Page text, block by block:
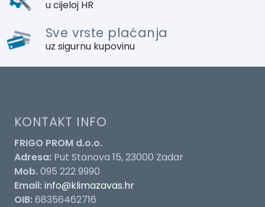
u cijeloj HR
Sve vrste plaćanja
uz sigurnu kupovinu
KONTAKT INFO
FRIGO PROM d.o.o.
Adresa: Put Stanova 15, 23000 Zadar
Mob.095 222 9990
Email:info@klimazavas.hr
OIB:68356462716